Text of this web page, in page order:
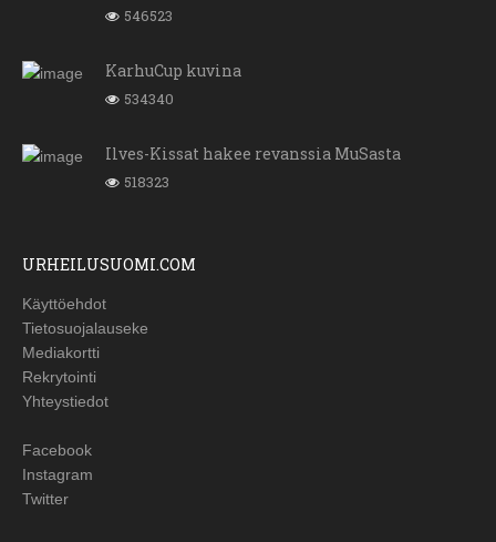
546523
KarhuCup kuvina
534340
Ilves-Kissat hakee revanssia MuSasta
518323
URHEILUSUOMI.COM
Käyttöehdot
Tietosuojalauseke
Mediakortti
Rekrytointi
Yhteystiedot
Facebook
Instagram
Twitter